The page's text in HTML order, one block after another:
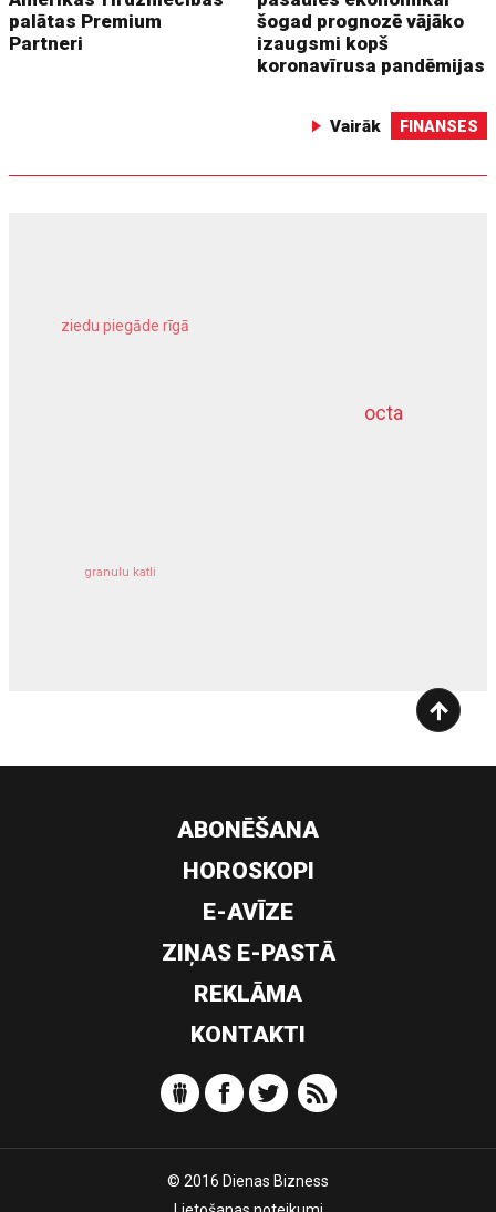
palātas Premium
Partneri
šogad prognozē vājāko
izaugsmi kopš
koronavīrusa pandēmijas
Vairāk FINANSES
octa
ziedu piegāde rīgā
granulu katli
dziļurbums
ABONĒŠANA
HOROSKOPI
E-AVĪZE
ZIŅAS E-PASTĀ
REKLĀMA
KONTAKTI
© 2016 Dienas Bizness